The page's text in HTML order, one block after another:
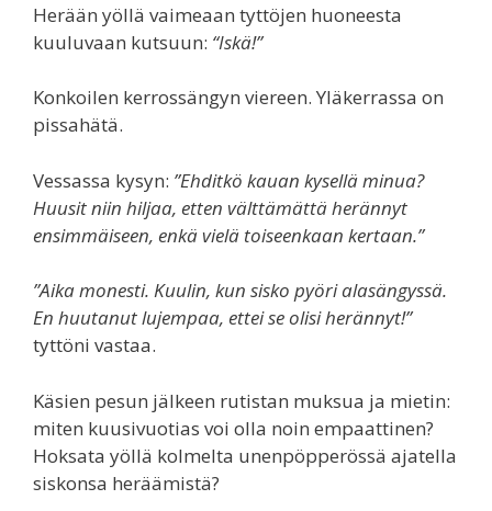
Herään yöllä vaimeaan tyttöjen huoneesta
kuuluvaan kutsuun: “Iskä!”
Konkoilen kerrossängyn viereen. Yläkerrassa on
pissahätä.
Vessassa kysyn: ”Ehditkö kauan kysellä minua?
Huusit niin hiljaa, etten välttämättä herännyt
ensimmäiseen, enkä vielä toiseenkaan kertaan.”
”Aika monesti. Kuulin, kun sisko pyöri alasängyssä.
En huutanut lujempaa, ettei se olisi herännyt!”
tyttöni vastaa.
Käsien pesun jälkeen rutistan muksua ja mietin:
miten kuusivuotias voi olla noin empaattinen?
Hoksata yöllä kolmelta unenpöpperössä ajatella
siskonsa heräämistä?